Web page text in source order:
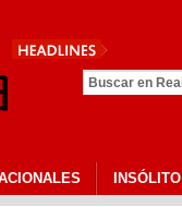
INSÓLITO